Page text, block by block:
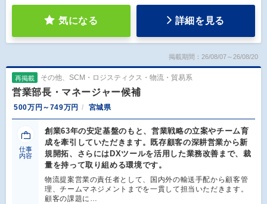
気になる 詳細を見る
掲載期間：26/08/07～26/08/20
再掲載 その他、SCM・ロジスティクス・物流・貿易系
営業部長・マネージャー候補
500万円～749万円 宮城県
仕事
内容
創業63年の安定基盤のもと、営業戦略の立案やチーム育
成を牽引していただきます。既存顧客の深耕営業から新
規開拓、さらにはDXツールを活用した業務改善まで、裁
量を持って取り組める環境です。
物流提案営業の責任者として、国内外の輸送手配から顧客管
理、チームマネジメントまでを一貫して担当いただきます。
顧客の課題に…